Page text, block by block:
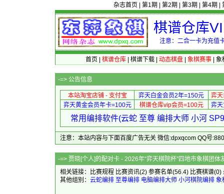
杂志首页 第1期 第2期 第3期 第4期
棋谱仓库
注意：二合一卡为充值
首页 棋谱仓库| 棋谱下载| 动态棋盘| 象棋赛事| 象
-=> 公告信息
本站淘宝店铺 - 支付宝 弈天白金会员2年=150元
弈
弈天黄金会员年卡=100元
棋谱仓库vip会员=100元 弈
常用编排软件(云蛇 至尊 编排大师 小河
注意：本站内容与下面百度广告无关 微信:dpxqcom QQ号
-=> 贾晓[个人]的配对卡 - 2026年“弈天棋院
相关链接：
比赛规程 比赛资讯(2) 参赛名单(56.4) 比赛棋谱(0)
其他组别： 云蛇编排 至尊编排 电脑编排大师 小河棋院编排 象